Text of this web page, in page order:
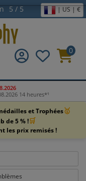
5 / 5 | US | €
0
14 heures*¹
et Trophées🥇
de 5 % !🛒
les prix remisés !